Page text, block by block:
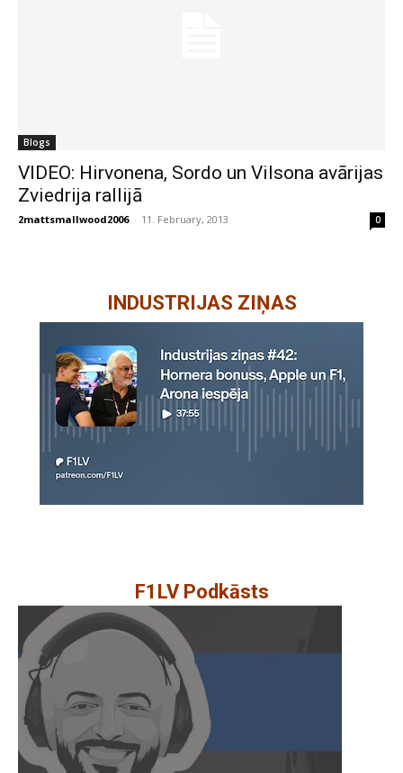
Blogs
VIDEO: Hirvonena, Sordo un Vilsona avārijas
Zviedrija rallijā
2mattsmallwood2006 - 11. February, 2013 0
INDUSTRIJAS ZIŅAS
F1LV Podkāsts